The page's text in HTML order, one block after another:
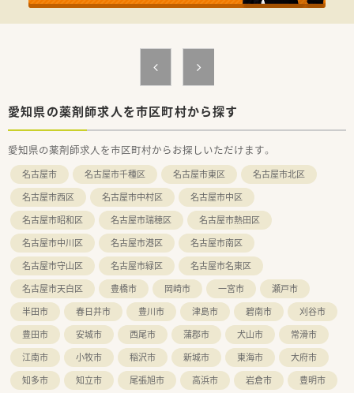
愛知県の薬剤師求人を市区町村から探す
愛知県の薬剤師求人を市区町村からお探しいただけます。
名古屋市 名古屋市千種区 名古屋市東区
名古屋市北区
名古屋市西区
名古屋市中村区
名古屋市中区
名古屋市昭和区
名古屋市瑞穂区
名古屋市熱田区
名古屋市中川区
名古屋市港区
名古屋市南区
名古屋市守山区
名古屋市緑区
名古屋市名東区
名古屋市天白区
豊橋市 岡崎市 一宮市
瀬戸市
半田市
春日井市 豊川市 津島市 碧南市
刈谷市
豊田市
安城市 西尾市 蒲郡市 犬山市
常滑市
江南市
小牧市 稲沢市 新城市 東海市
大府市
知多市
知立市 尾張旭市 高浜市 岩倉市 豊明市